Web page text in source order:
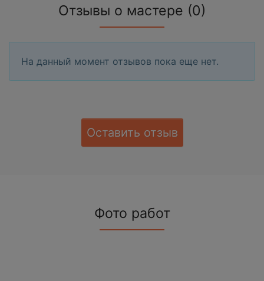
Отзывы о мастере (0)
На данный момент отзывов пока еще нет.
Оставить отзыв
Фото работ